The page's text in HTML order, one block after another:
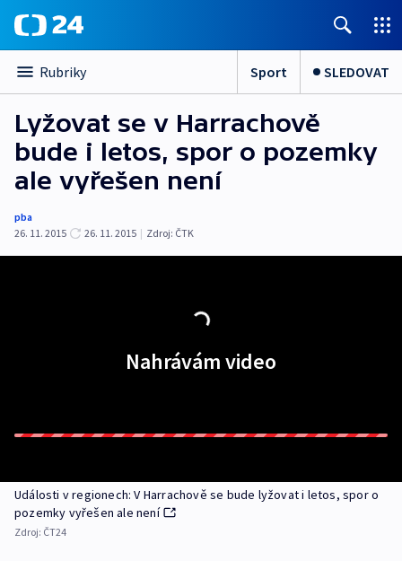
Rubriky Sport SLEDOVAT
Lyžovat se v Harrachově
bude i letos, spor o pozemky
ale vyřešen není
pba
26. 11. 2015
26. 11. 2015 | Zdroj: ČTK
Nahrávám video
Události v regionech: V Harrachově se bude lyžovat i letos, spor o
pozemky vyřešen ale není
Zdroj: ČT24